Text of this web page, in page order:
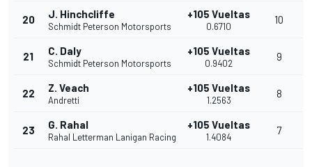
20 J. Hinchcliffe
Schmidt Peterson Motorsports
+105 Vueltas
0.6710
10
21 C. Daly
Schmidt Peterson Motorsports
+105 Vueltas
0.9402
9
22 Z. Veach
Andretti
+105 Vueltas
1.2563
8
23 G. Rahal
Rahal Letterman Lanigan Racing
+105 Vueltas
1.4084
7